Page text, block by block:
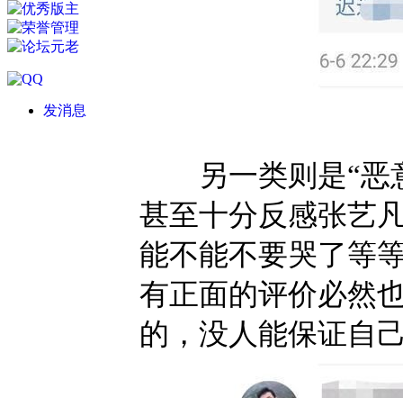
发消息
另一类则是“恶
甚至十分反感张艺
能不能不要哭了等
有正面的评价必然
的，没人能保证自